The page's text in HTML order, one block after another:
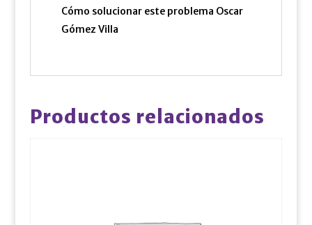
Cómo solucionar este problema Oscar
Gómez Villa
Productos relacionados